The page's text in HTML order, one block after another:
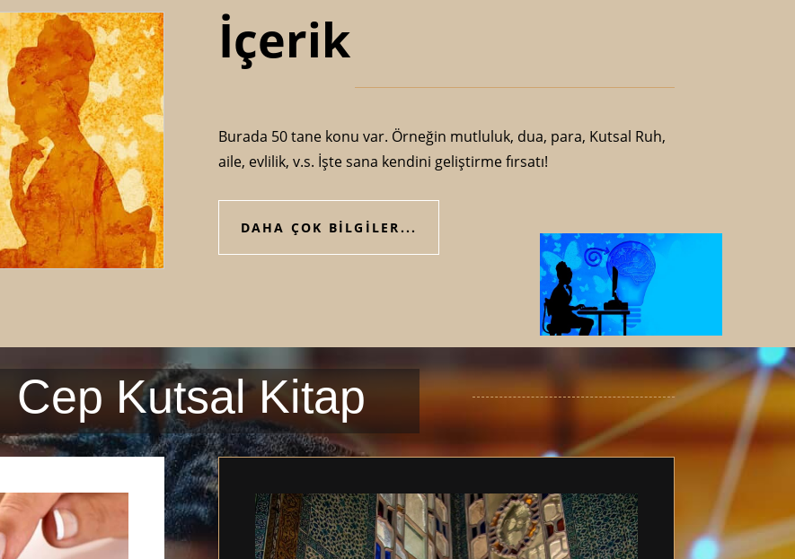
İçerik
Burada 50 tane konu var. Örneğin mutluluk, dua, para, Kutsal Ruh,
aile, evlilik, v.s. İşte sana kendini geliştirme fırsatı!
DAHA ÇOK BİLGİLER...
Cep Kutsal Kitap